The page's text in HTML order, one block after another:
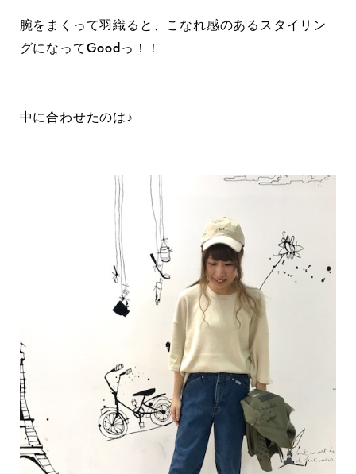
腕をまくって羽織ると、こなれ感のあるスタイリン
グになってGoodっ！！
中に合わせたのは♪